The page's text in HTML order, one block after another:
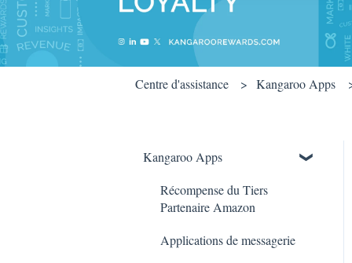
Centre d'assistance Kangaroo Apps
Kangaroo Apps
Récompense du Tiers
Partenaire Amazon
Applications de messagerie